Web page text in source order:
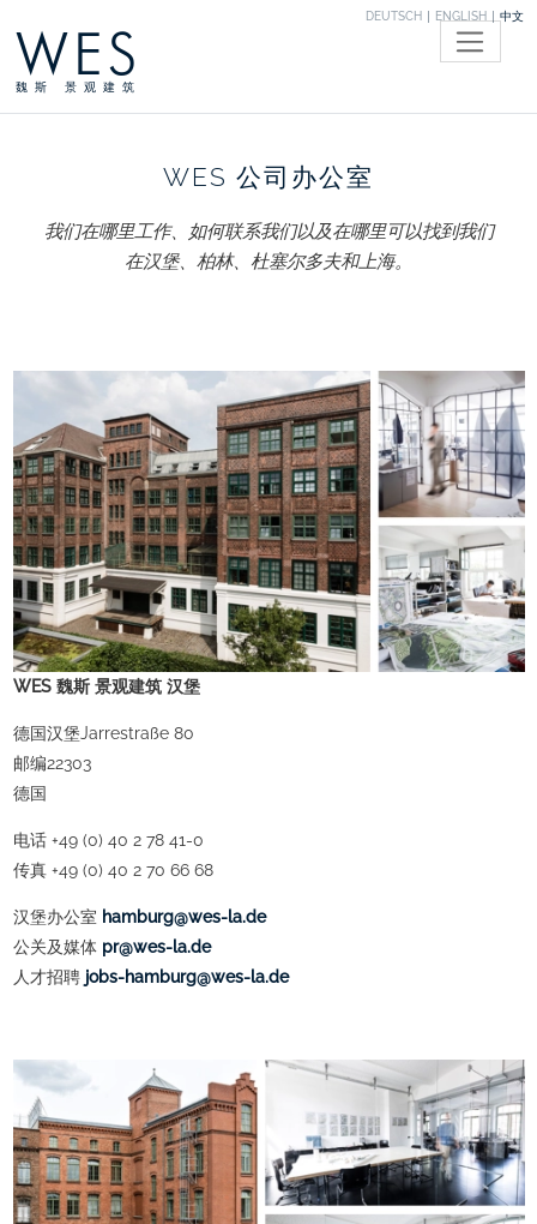
DEUTSCH ENGLISH 中文
WES
魏斯 景观建筑
WES 公司办公室
我们在哪里工作、如何联系我们以及在哪里可以找到我们
在汉堡、柏林、杜塞尔多夫和上海。
WES 魏斯 景观建筑 汉堡
德国汉堡Jarrestraße 80
邮编22303
德国
电话 +49 (0) 40 2 78 41-0
传真 +49 (0) 40 2 70 66 68
汉堡办公室 ed.al-sew@grubmah
公关及媒体 ed.al-sew@rp
人才招聘 ed.al-sew@grubmah-sboj